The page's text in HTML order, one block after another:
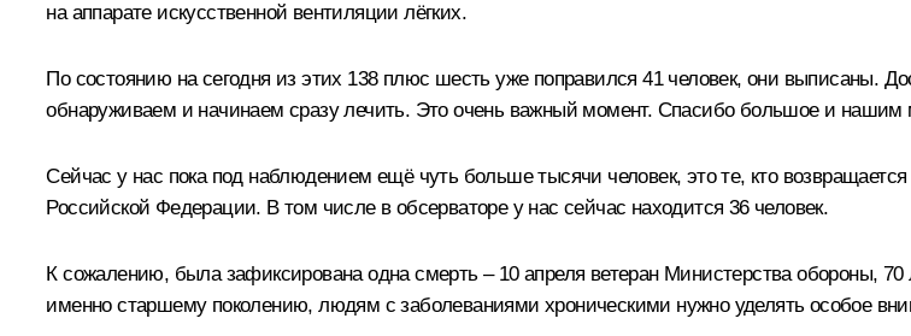
на аппарате искусственной вентиляции лёгких.
По состоянию на сегодня из этих 138 плюс шесть уже поправился 41 человек, они выписаны.
обнаруживаем и начинаем сразу лечить. Это очень важный момент. Спасибо большое и нашим
Сейчас у нас пока под наблюдением ещё чуть больше тысячи человек, это те, кто
Российской Федерации. В том числе в обсерваторе у нас сейчас находится 36 человек.
К сожалению, была зафиксирована одна смерть – 10 апреля ветеран Министерства обороны,
именно старшему поколению, людям с заболеваниями хроническими нужно уделять особое